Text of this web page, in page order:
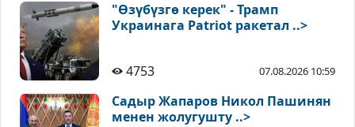
"Өзүбүзгө керек" - Трамп
Украинага Patriot ракетал ..>
4753 07.08.2026 10:59
Садыр Жапаров Никол Пашинян
менен жолугушту ..>